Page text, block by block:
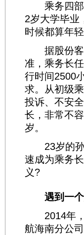
乘务四部
2岁大学毕业
时候都算年
据股份客
准，乘务长
行时间2500
求。从初级
投诉、不安
长，非常不
岁。
23岁的孙
速成为乘务
义?
遇到一个
2014年，
航海南分公